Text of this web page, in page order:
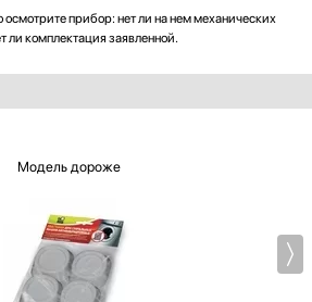
осмотрите прибор: нет ли на нем механических
ли комплектация заявленной.
Модель дороже